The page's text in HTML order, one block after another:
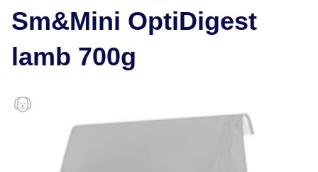
Psi
Kočky
Veterinární diety
Dárkové poukazy
Sm&Mini OptiDigest
lamb 700g